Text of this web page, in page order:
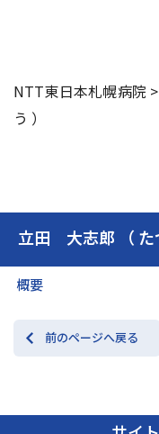
採用情報
交通アクセス
立田 大志郎 （ た
概要
前のページへ戻る
NTT東日本札幌病院 >
う ）